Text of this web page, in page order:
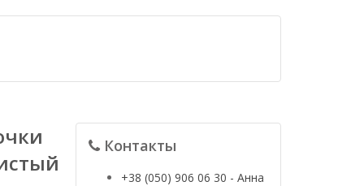
Контакты
+38 (050) 906 06 30 - Анна